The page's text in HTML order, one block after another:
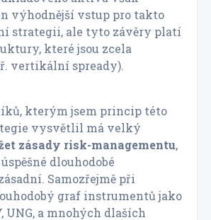
výhodnější vstup pro takto
strategii, ale tyto závěry platí
které jsou zcela
vertikální spready).
kterým jsem princip této
vysvětlil má velký
zásady risk-managementu,
dlouhodobé
Samozřejmě při
graf instrumentů jako
UNG, a mnohých dlaších